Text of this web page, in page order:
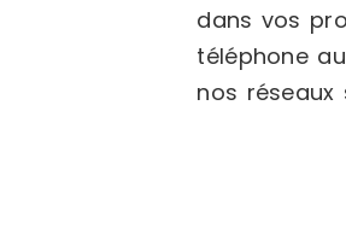
dans vos
téléphone au
nos réseaux